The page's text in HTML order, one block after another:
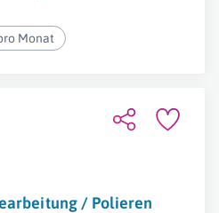
Monat
/ Polieren